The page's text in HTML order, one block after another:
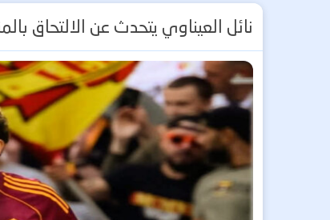
نائل العيناوي يتحدث عن الالتحاق